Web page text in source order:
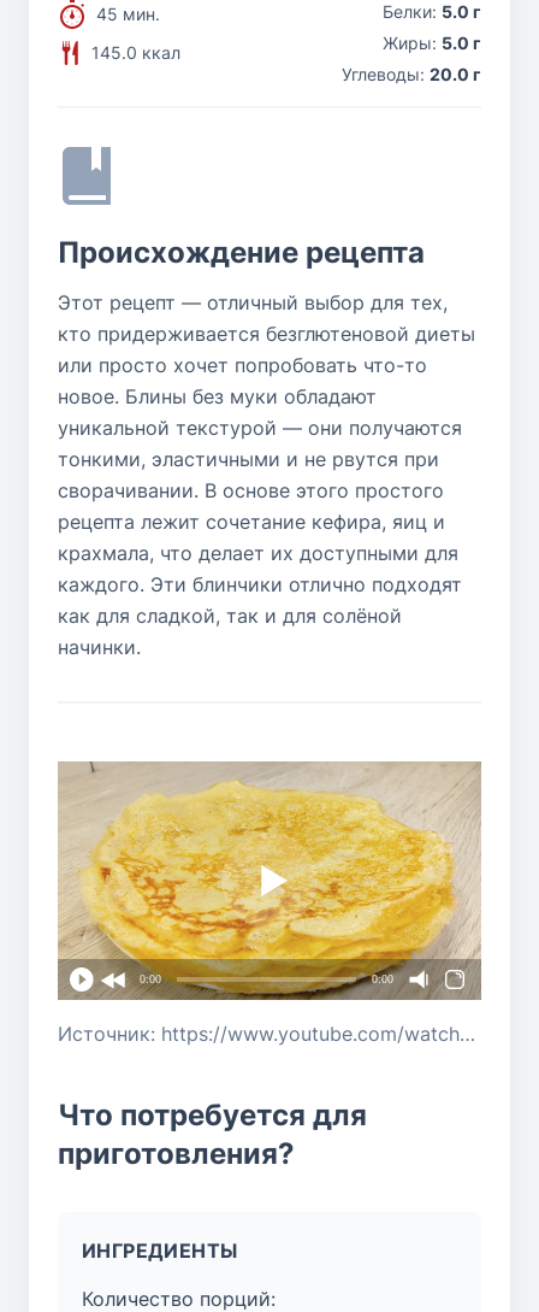
45 мин.
145.0 ккал
Белки: 5.0 г
Жиры: 5.0 г
Углеводы: 20.0 г
Происхождение рецепта
Этот рецепт — отличный выбор для тех,
кто придерживается безглютеновой диеты
или просто хочет попробовать что-то
новое. Блины без муки обладают
уникальной текстурой — они получаются
тонкими, эластичными и не рвутся при
сворачивании. В основе этого простого
рецепта лежит сочетание кефира, яиц и
крахмала, что делает их доступными для
каждого. Эти блинчики отлично подходят
как для сладкой, так и для солёной
начинки.
0:00 0:00
Источник: https://www.youtube.com/watch?v=3KiNxt2WcTY
Что потребуется для
приготовления?
ИНГРЕДИЕНТЫ
Количество порций: